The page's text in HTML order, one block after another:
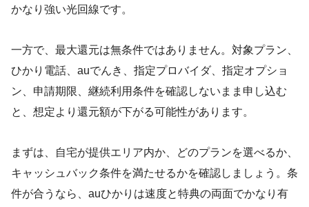
かなり強い光回線です。
一方で、最大還元は無条件ではありません。対象プラン、
ひかり電話、auでんき、指定プロバイダ、指定オプショ
ン、申請期限、継続利用条件を確認しないまま申し込む
と、想定より還元額が下がる可能性があります。
まずは、自宅が提供エリア内か、どのプランを選べるか、
キャッシュバック条件を満たせるかを確認しましょう。条
件が合うなら、auひかりは速度と特典の両面でかなり有